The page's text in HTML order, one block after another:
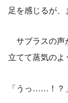
足を感じるが、
サブラスの声
立てて蒸気のよ
「うっ……！？」